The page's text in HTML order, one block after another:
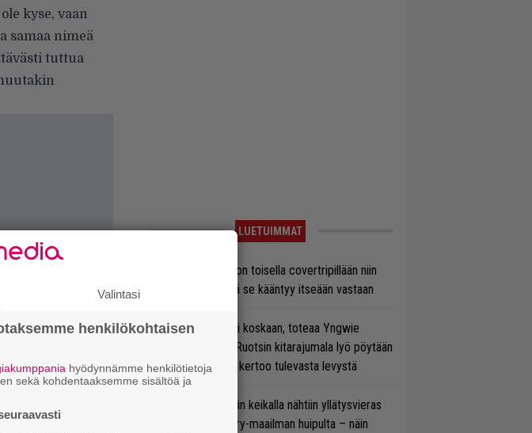
kyse, vaan
samaa nimeä
tuttua
LUETUIMMAT
Arvio: Saimaa on toisella covertripillään niin
suvereeni, että se kääntyy itseään vastaan
Se on nyt tai ei koskaan, toteaa Yngwie
Malmsteen – Ruotsin kitarajumala lyö pöytään
uuden biisin ja kertoo tulevasta levystä
Guns N’ Rosesin keikalla nähtiin yllätysvieras
suoraan country-maailman huipulta – näin
Valintasi
henkilökohtaisen
hyödynnämme henkilötietoja
sekä kohdentaaksemme sisältöä ja